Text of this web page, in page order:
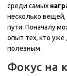
среди самых
несколько
пути. Поначалу
опыт тех, кто
полезным.
Фокус на